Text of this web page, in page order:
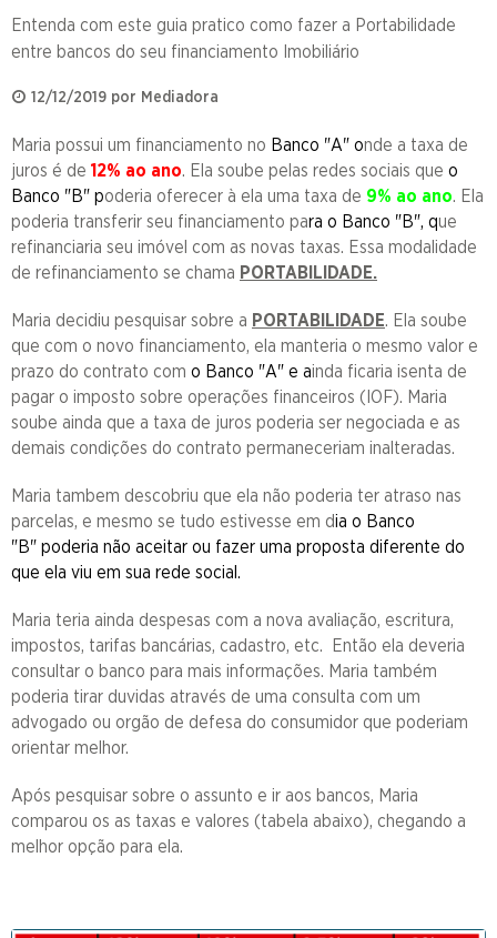
Entenda com este guia pratico como fazer a Portabilidade
entre bancos do seu financiamento Imobiliário
12/12/2019 por Mediadora
Maria possui um financiamento no Banco "A" onde a taxa de
juros é de 12% ao ano. Ela soube pelas redes sociais que o
Banco "B" poderia oferecer à ela uma taxa de 9% ao ano. Ela
poderia transferir seu financiamento para o Banco "B", que
refinanciaria seu imóvel com as novas taxas. Essa modalidade
de refinanciamento se chama PORTABILIDADE.
Maria decidiu pesquisar sobre a PORTABILIDADE. Ela soube
que com o novo financiamento, ela manteria o mesmo valor e
prazo do contrato com o Banco "A" e ainda ficaria isenta de
pagar o imposto sobre operações financeiros (IOF). Maria
soube ainda que a taxa de juros poderia ser negociada e as
demais condições do contrato permaneceriam inalteradas.
Maria tambem descobriu que ela não poderia ter atraso nas
parcelas, e mesmo se tudo estivesse em dia o Banco
"B" poderia não aceitar ou fazer uma proposta diferente do
que ela viu em sua rede social.
Maria teria ainda despesas com a nova avaliação, escritura,
impostos, tarifas bancárias, cadastro, etc. Então ela deveria
consultar o banco para mais informações. Maria também
poderia tirar duvidas através de uma consulta com um
advogado ou orgão de defesa do consumidor que poderiam
orientar melhor.
Após pesquisar sobre o assunto e ir aos bancos, Maria
comparou os as taxas e valores (tabela abaixo), chegando a
melhor opção para ela.